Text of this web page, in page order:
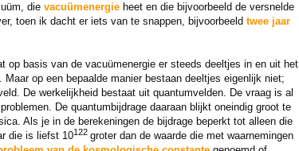
die vacuümenergieheet en die bijvoorbeeld de versnelde
toen ik dacht er iets van te snappen, bijvoorbeeld twee jaar
op basis van de vacuümenergie er steeds deeltjes in en uit het
op een bepaalde manier bestaan deeltjes eigenlijk niet;
De werkelijkheid bestaat uit quantumvelden. De vraag is al
De quantumbijdrage daaraan blijkt oneindig groot te
Als je in de berekeningen de bijdrage beperkt tot alleen die
die is liefst 10122 groter dan de waarde die met waarnemingen